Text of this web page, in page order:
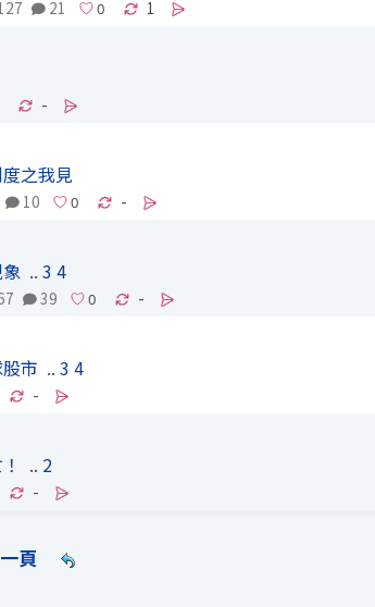
21 1
-
之我見
10 -
..3 4
39 -
市 ..3 4
-
.. 2
-
頁